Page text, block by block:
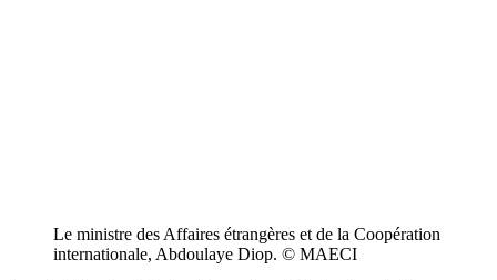
Le ministre des Affaires étrangères et de la Coopération
internationale, Abdoulaye Diop. © MAECI